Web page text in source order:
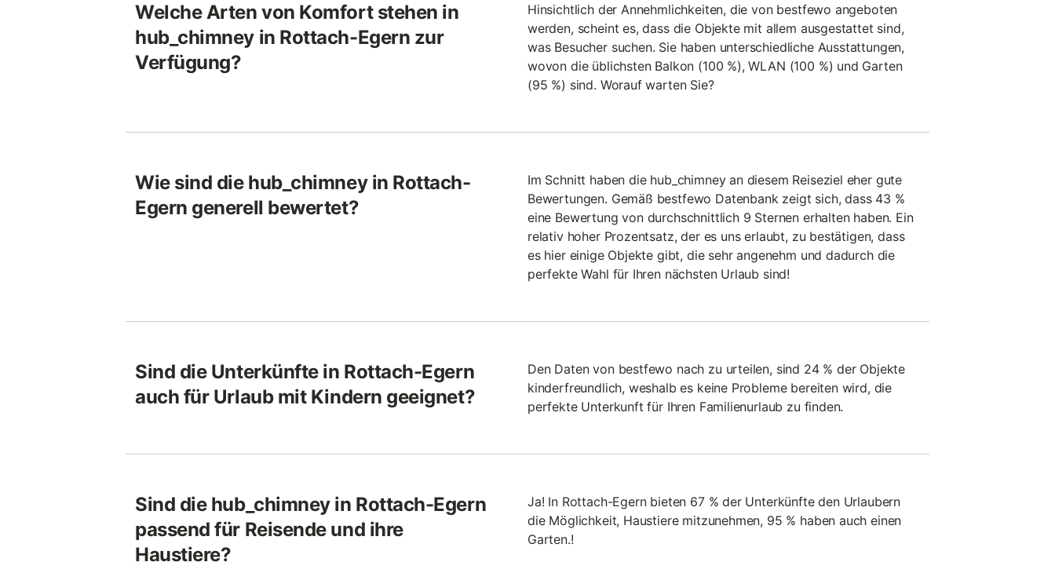
Welche Arten von Komfort stehen in
hub_chimney in Rottach-Egern zur
Verfügung?
Hinsichtlich der Annehmlichkeiten, die von bestfewo angeboten
werden, scheint es, dass die Objekte mit allem ausgestattet sind,
was Besucher suchen. Sie haben unterschiedliche Ausstattungen,
wovon die üblichsten Balkon (100 %), WLAN (100 %) und Garten
(95 %) sind. Worauf warten Sie?
Wie sind die hub_chimney in Rottach-
Egern generell bewertet?
Im Schnitt haben die hub_chimney an diesem Reiseziel eher gute
Bewertungen. Gemäß bestfewo Datenbank zeigt sich, dass 43 %
eine Bewertung von durchschnittlich 9 Sternen erhalten haben. Ein
relativ hoher Prozentsatz, der es uns erlaubt, zu bestätigen, dass
es hier einige Objekte gibt, die sehr angenehm und dadurch die
perfekte Wahl für Ihren nächsten Urlaub sind!
Sind die Unterkünfte in Rottach-Egern
auch für Urlaub mit Kindern geeignet?
Den Daten von bestfewo nach zu urteilen, sind 24 % der Objekte
kinderfreundlich, weshalb es keine Probleme bereiten wird, die
perfekte Unterkunft für Ihren Familienurlaub zu finden.
Sind die hub_chimney in Rottach-Egern
passend für Reisende und ihre
Haustiere?
Ja! In Rottach-Egern bieten 67 % der Unterkünfte den Urlaubern
die Möglichkeit, Haustiere mitzunehmen, 95 % haben auch einen
Garten.!